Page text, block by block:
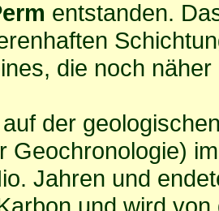
entstanden.
die noch
der
Geochronologie)
Jahren und